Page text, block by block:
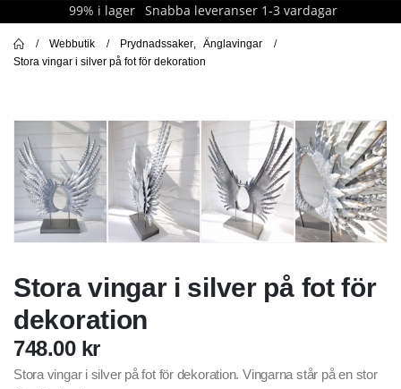
99% i lager Snabba leveranser 1-3 vardagar
Webbutik Prydnadssaker
Änglavingar
Stora vingar i silver på fot för dekoration
Stora vingar i silver på fot för
dekoration
748.00 kr
Stora vingar i silver på fot för dekoration. Vingarna står på en stor